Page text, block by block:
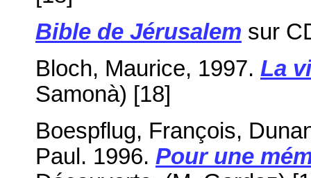
Bible de Jérusalem sur
Bloch, Maurice, 1997. La
Samonà) [18]
Boespflug, François,
Paul. 1996. Pour une